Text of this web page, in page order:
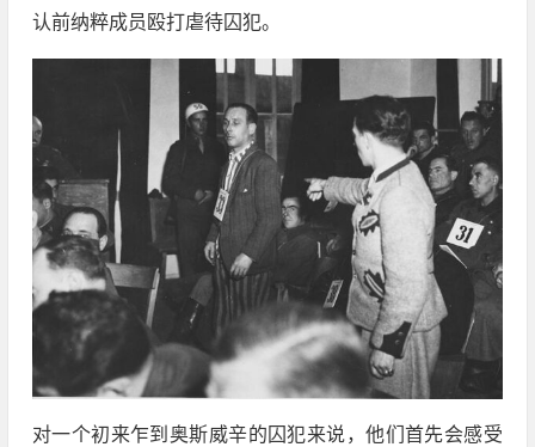
认前纳粹成员殴打虐待囚犯。
对一个初来乍到奥斯威辛的囚犯来说，他们首先会感受